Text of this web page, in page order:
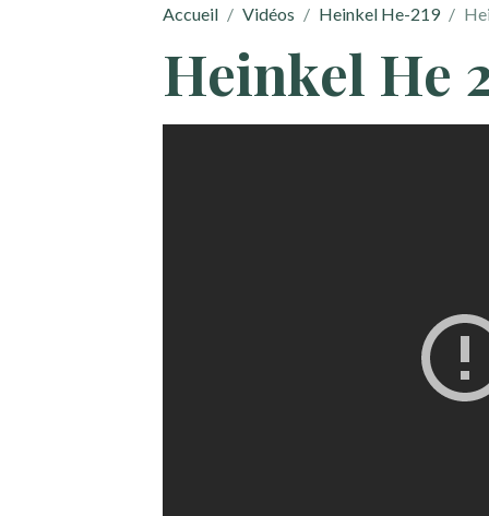
Accueil Vidéos Heinkel He-219
Heinkel He